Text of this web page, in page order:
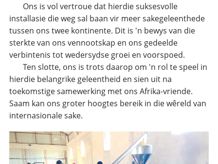
Ons is vol vertroue dat hierdie suksesvolle
installasie die weg sal baan vir meer sakegeleenthede
tussen ons twee kontinente. Dit is 'n bewys van die
sterkte van ons vennootskap en ons gedeelde
verbintenis tot wedersydse groei en voorspoed.
Ten slotte, ons is trots daarop om 'n rol te speel in
hierdie belangrike geleentheid en sien uit na
toekomstige samewerking met ons Afrika-vriende.
Saam kan ons groter hoogtes bereik in die wêreld van
internasionale sake.